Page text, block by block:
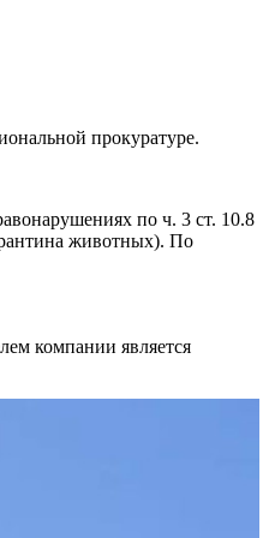
прокуратуре.
по ч. 3 ст. 10.8
животных). По
компании является